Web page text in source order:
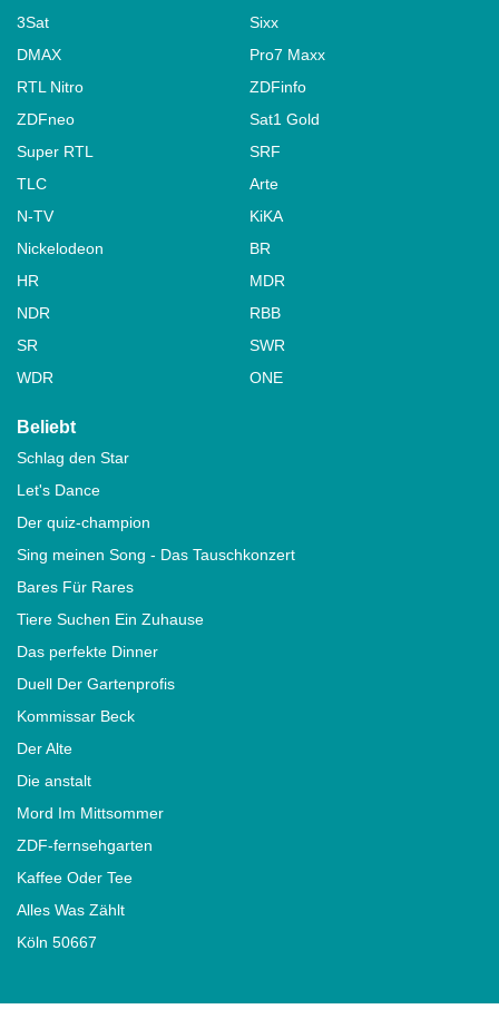
3Sat
Sixx
DMAX
Pro7 Maxx
RTL Nitro
ZDFinfo
ZDFneo
Sat1 Gold
Super RTL
SRF
TLC
Arte
N-TV
KiKA
Nickelodeon
BR
HR
MDR
NDR
RBB
SR
SWR
WDR
ONE
Beliebt
Schlag den Star
Let's Dance
Der quiz-champion
Sing meinen Song - Das Tauschkonzert
Bares Für Rares
Tiere Suchen Ein Zuhause
Das perfekte Dinner
Duell Der Gartenprofis
Kommissar Beck
Der Alte
Die anstalt
Mord Im Mittsommer
ZDF-fernsehgarten
Kaffee Oder Tee
Alles Was Zählt
Köln 50667